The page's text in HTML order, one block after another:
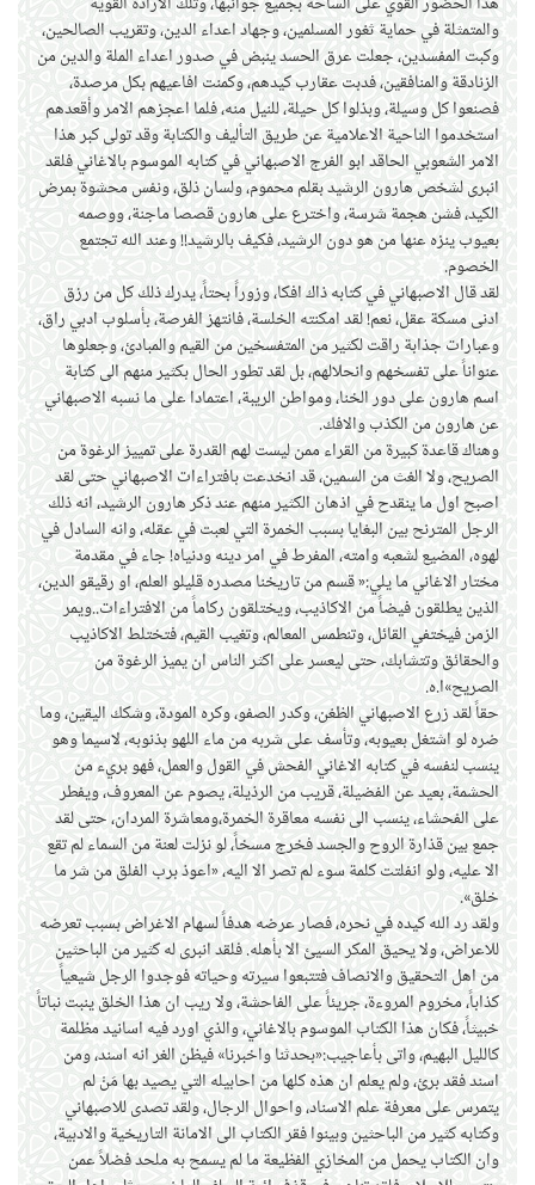
والمتمثلة في حماية ثغور المسلمين، وجهاد اعداء الدين، وتقريب الصالحين،
وكبت المفسدين، جعلت عرق الحسد ينبض في صدور اعداء الملة والدين من
الزنادقة والمنافقين، فدبت عقارب كيدهم، وكمنت افاعيهم بكل مرصدة،
فصنعوا كل وسيلة، وبذلوا كل حيلة، للنيل منه، فلما اعجزهم الامر وأقعدهم
استخدموا الناحية الاعلامية عن طريق التأليف والكتابة وقد تولى كبر هذا
الامر الشعوبي الحاقد ابو الفرج الاصبهاني في كتابه الموسوم بالاغاني فلقد
انبرى لشخص هارون الرشيد بقلم محموم، ولسان ذلق، ونفس محشوة بمرض
الكيد، فشن هجمة شرسة، واخترع على هارون قصصا ماجنة، ووصمه
بعيوب ينزه عنها من هو دون الرشيد، فكيف بالرشيد!! وعند الله تجتمع
الخصوم.
لقد قال الاصبهاني في كتابه ذاك افكا، وزوراً بحتاً، يدرك ذلك كل من رزق
ادنى مسكة عقل، نعم! لقد امكنته الخلسة، فانتهز الفرصة، بأسلوب ادبي راق،
وعبارات جذابة راقت لكثير من المتفسخين من القيم والمبادئ، وجعلوها
عنواناً على تفسخهم وانحلالهم، بل لقد تطور الحال بكثير منهم الى كتابة
اسم هارون على دور الخنا، ومواطن الريبة، اعتمادا على ما نسبه الاصبهاني
عن هارون من الكذب والافك.
وهناك قاعدة كبيرة من القراء ممن ليست لهم القدرة على تمييز الرغوة من
الصريح، ولا الغث من السمين، قد انخدعت بافتراءات الاصبهاني حتى لقد
اصبح اول ما ينقدح في اذهان الكثير منهم عند ذكر هارون الرشيد، انه ذلك
الرجل المترنح بين البغايا بسبب الخمرة التي لعبت في عقله، وانه السادل في
لهوه، المضيع لشعبه وامته، المفرط في امر دينه ودنياه! جاء في مقدمة
مختار الاغاني ما يلي:« قسم من تاريخنا مصدره قليلو العلم، او رقيقو الدين،
الذين يطلقون فيضاً من الاكاذيب، ويختلقون ركاماً من الافتراءات..ويمر
الزمن فيختفي القائل، وتنطمس المعالم، وتغيب القيم، فتختلط الاكاذيب
والحقائق وتتشابك، حتى ليعسر على اكثر الناس ان يميز الرغوة من
الصريح»ا.ه.
حقاً لقد زرع الاصبهاني الظغن، وكدر الصفو، وكره المودة، وشكك اليقين، وما
ضره لو اشتغل بعيوبه، وتأسف على شربه من ماء اللهو بذنوبه، لاسيما وهو
ينسب لنفسه في كتابه الاغاني الفحش في القول والعمل، فهو بريء من
الحشمة، بعيد عن الفضيلة، قريب من الرذيلة، يصوم عن المعروف، ويفطر
على الفحشاء، ينسب الى نفسه معاقرة الخمرة،ومعاشرة المردان، حتى لقد
جمع بين قذارة الروح والجسد فخرج مسخاً، لو نزلت لعنة من السماء لم تقع
الا عليه، ولو انفلتت كلمة سوء لم تصر الا اليه، «اعوذ برب الفلق من شر ما
خلق».
ولقد رد الله كيده في نحره، فصار عرضه هدفاً لسهام الاغراض بسبب تعرضه
للاعراض، ولا يحيق المكر السيئ الا بأهله. فلقد انبرى له كثير من الباحثين
من اهل التحقيق والانصاف فتتبعوا سيرته وحياته فوجدوا الرجل شيعياً
كذاباً، مخروم المروءة، جريئاً على الفاحشة، ولا ريب ان هذا الخلق ينبت نباتاً
خبيثاً، فكان هذا الكتاب الموسوم بالاغاني، والذي اورد فيه اسانيد مظلمة
كالليل البهيم، واتى بأعاجيب:«بحدثنا واخبرنا» فيظن الغر انه اسند، ومن
اسند فقد برئ، ولم يعلم ان هذه كلها من احابيله التي يصيد بها مَنْ لم
يتمرس على معرفة علم الاسناد، واحوال الرجال، ولقد تصدى للاصبهاني
وكتابه كثير من الباحثين وبينوا فقر الكتاب الى الامانة التاريخية والادبية،
وان الكتاب يحمل من المخازي الفظيعة ما لم يسمح به ملحد فضلاً عمن